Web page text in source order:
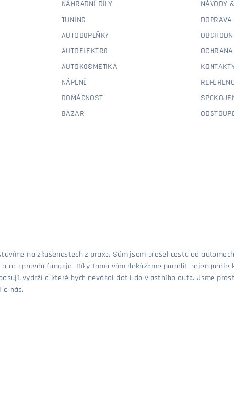
NÁHRADNÍ DÍLY
TUNING
AUTODOPLŇKY
AUTOELEKTRO
AUTOKOSMETIKA
NÁPLNĚ
DOMÁCNOST
BAZAR
NÁVODY
DOPRAVA
na zkušenostech z praxe. Sám jsem prošel cestu od
co opravdu funguje. Díky tomu vám dokážeme poradit nejen podle
vydrží a které bych neváhal dát i do vlastního auta. Jsme
o nás.